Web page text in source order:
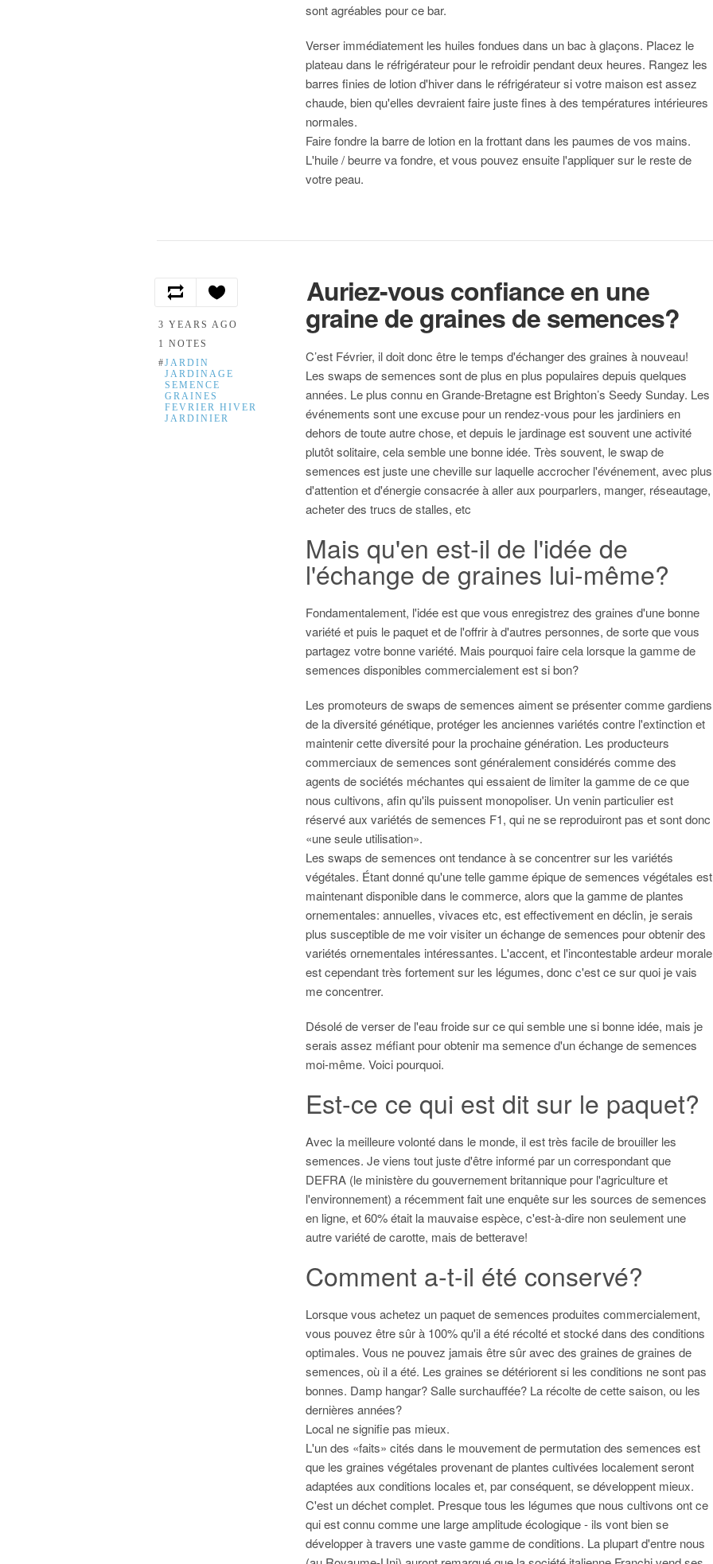
sont agréables pour ce bar.
Verser immédiatement les huiles fondues dans un bac à glaçons. Placez le
plateau dans le réfrigérateur pour le refroidir pendant deux heures. Rangez les
barres finies de lotion d'hiver dans le réfrigérateur si votre maison est assez
chaude, bien qu'elles devraient faire juste fines à des températures intérieures
normales.
Faire fondre la barre de lotion en la frottant dans les paumes de vos mains.
L'huile / beurre va fondre, et vous pouvez ensuite l'appliquer sur le reste de
votre peau.
Auriez-vous confiance en une
graine de graines de semences?
C’est Février, il doit donc être le temps d'échanger des graines à nouveau!
Les swaps de semences sont de plus en plus populaires depuis quelques
années. Le plus connu en Grande-Bretagne est Brighton’s Seedy Sunday. Les
événements sont une excuse pour un rendez-vous pour les jardiniers en
dehors de toute autre chose, et depuis le jardinage est souvent une activité
plutôt solitaire, cela semble une bonne idée. Très souvent, le swap de
semences est juste une cheville sur laquelle accrocher l'événement, avec plus
d'attention et d'énergie consacrée à aller aux pourparlers, manger, réseautage,
acheter des trucs de stalles, etc
Mais qu'en est-il de l'idée de
l'échange de graines lui-même?
Fondamentalement, l'idée est que vous enregistrez des graines d'une bonne
variété et puis le paquet et de l'offrir à d'autres personnes, de sorte que vous
partagez votre bonne variété. Mais pourquoi faire cela lorsque la gamme de
semences disponibles commercialement est si bon?
Les promoteurs de swaps de semences aiment se présenter comme gardiens
de la diversité génétique, protéger les anciennes variétés contre l'extinction et
maintenir cette diversité pour la prochaine génération. Les producteurs
commerciaux de semences sont généralement considérés comme des
agents de sociétés méchantes qui essaient de limiter la gamme de ce que
nous cultivons, afin qu'ils puissent monopoliser. Un venin particulier est
réservé aux variétés de semences F1, qui ne se reproduiront pas et sont donc
«une seule utilisation».
Les swaps de semences ont tendance à se concentrer sur les variétés
végétales. Étant donné qu'une telle gamme épique de semences végétales est
maintenant disponible dans le commerce, alors que la gamme de plantes
ornementales: annuelles, vivaces etc, est effectivement en déclin, je serais
plus susceptible de me voir visiter un échange de semences pour obtenir des
variétés ornementales intéressantes. L'accent, et l'incontestable ardeur morale
est cependant très fortement sur les légumes, donc c'est ce sur quoi je vais
me concentrer.
Désolé de verser de l'eau froide sur ce qui semble une si bonne idée, mais je
serais assez méfiant pour obtenir ma semence d'un échange de semences
moi-même. Voici pourquoi.
Est-ce ce qui est dit sur le paquet?
Avec la meilleure volonté dans le monde, il est très facile de brouiller les
semences. Je viens tout juste d'être informé par un correspondant que
DEFRA (le ministère du gouvernement britannique pour l'agriculture et
l'environnement) a récemment fait une enquête sur les sources de semences
en ligne, et 60% était la mauvaise espèce, c'est-à-dire non seulement une
autre variété de carotte, mais de betterave!
Comment a-t-il été conservé?
Lorsque vous achetez un paquet de semences produites commercialement,
vous pouvez être sûr à 100% qu'il a été récolté et stocké dans des conditions
optimales. Vous ne pouvez jamais être sûr avec des graines de graines de
semences, où il a été. Les graines se détériorent si les conditions ne sont pas
bonnes. Damp hangar? Salle surchauffée? La récolte de cette saison, ou les
dernières années?
Local ne signifie pas mieux.
L'un des «faits» cités dans le mouvement de permutation des semences est
que les graines végétales provenant de plantes cultivées localement seront
adaptées aux conditions locales et, par conséquent, se développent mieux.
C'est un déchet complet. Presque tous les légumes que nous cultivons ont ce
qui est connu comme une large amplitude écologique - ils vont bien se
développer à travers une vaste gamme de conditions. La plupart d'entre nous
3 YEARS AGO
1 NOTES
#JARDIN
JARDINAGE
SEMENCE
GRAINES
FEVRIER HIVER
JARDINIER